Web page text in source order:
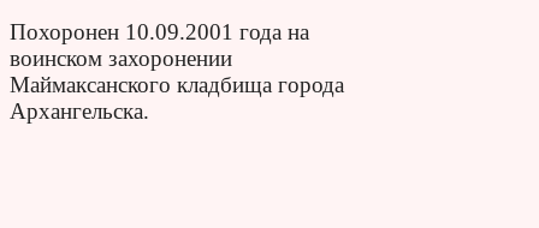
Похоронен 10.09.2001 года на
воинском захоронении
Маймаксанского кладбища города
Архангельска.